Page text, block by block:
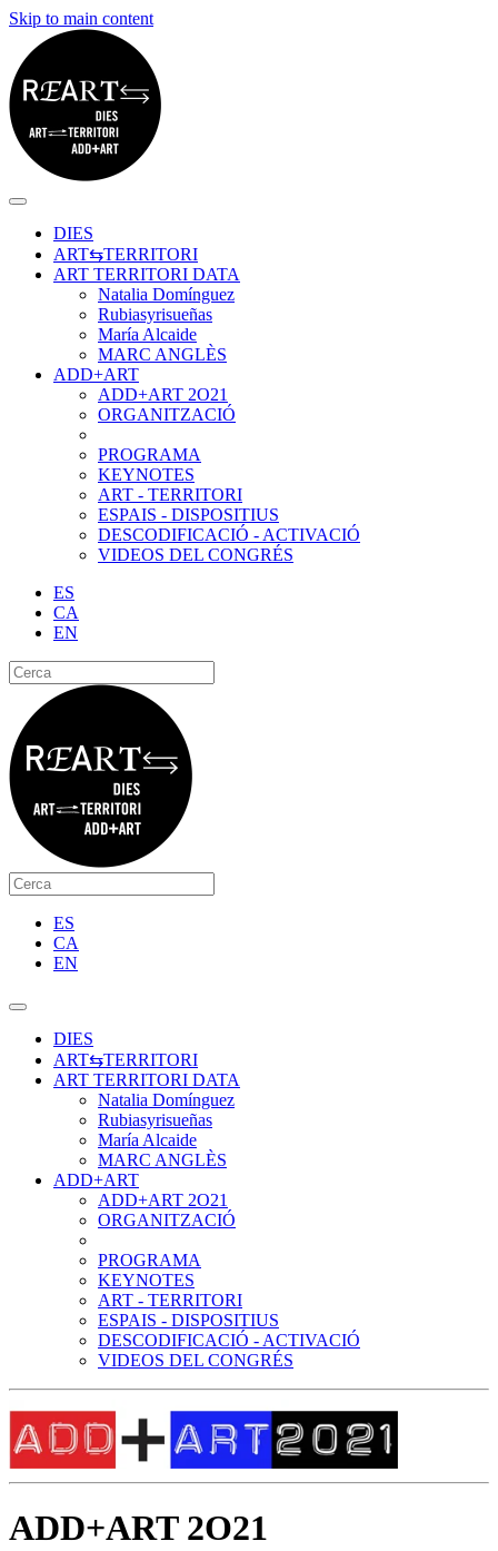
Skip to main content
DIES
ART⇆TERRITORI
ART TERRITORI DATA
Natalia Domínguez
Rubiasyrisueñas
María Alcaide
MARC ANGLÈS
ADD+ART
ADD+ART 2O21
ORGANITZACIÓ
PROGRAMA
KEYNOTES
ART - TERRITORI
ESPAIS - DISPOSITIUS
DESCODIFICACIÓ - ACTIVACIÓ
VIDEOS DEL CONGRÉS
ES
CA
EN
ES
CA
EN
DIES
ART⇆TERRITORI
ART TERRITORI DATA
Natalia Domínguez
Rubiasyrisueñas
María Alcaide
MARC ANGLÈS
ADD+ART
ADD+ART 2O21
ORGANITZACIÓ
PROGRAMA
KEYNOTES
ART - TERRITORI
ESPAIS - DISPOSITIUS
DESCODIFICACIÓ - ACTIVACIÓ
VIDEOS DEL CONGRÉS
ADD+ART 2O21